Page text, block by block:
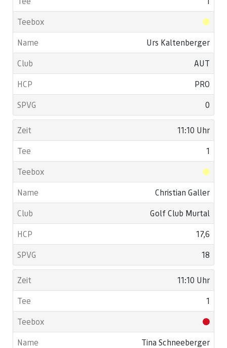
Urs Kaltenberger
AUT
PRO
0
11:10 Uhr
1
Christian Galler
Golf Club Murtal
17,6
18
11:10 Uhr
1
Tina Schneeberger